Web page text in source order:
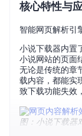
核心特性与
智能网页解析引
小说下载器内置
小说网站的页面
无论是传统的章
载内容，都能实
致下载功能失效
图：小说下载器